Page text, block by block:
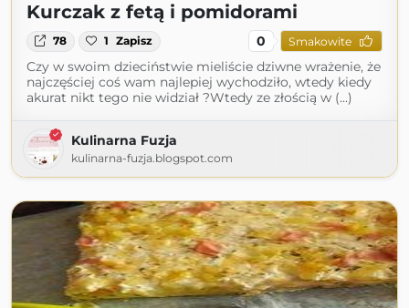
Kurczak z fetą i pomidorami
78 1 Zapisz 0 Smakowite
Czy w swoim dzieciństwie mieliście dziwne wrażenie, że
najczęściej coś wam najlepiej wychodziło, wtedy kiedy
akurat nikt tego nie widział ?Wtedy ze złością w (...)
Kulinarna Fuzja
kulinarna-fuzja.blogspot.com